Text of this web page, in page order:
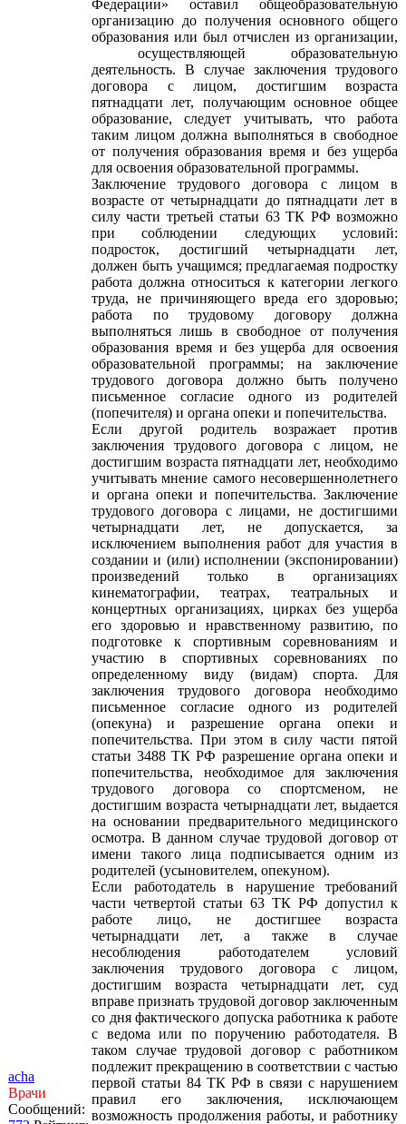
acha
Врачи
Сообщений:
Федерации» оставил общеобразовательную
организацию до получения основного общего
образования или был отчислен из организации,
осуществляющей образовательную
деятельность. В случае заключения трудового
договора с лицом, достигшим возраста
пятнадцати лет, получающим основное общее
образование, следует учитывать, что работа
таким лицом должна выполняться в свободное
от получения образования время и без ущерба
для освоения образовательной программы.
Заключение трудового договора с лицом в
возрасте от четырнадцати до пятнадцати лет в
силу части третьей статьи 63 ТК РФ возможно
при соблюдении следующих условий:
подросток, достигший четырнадцати лет,
должен быть учащимся; предлагаемая подростку
работа должна относиться к категории легкого
труда, не причиняющего вреда его здоровью;
работа по трудовому договору должна
выполняться лишь в свободное от получения
образования время и без ущерба для освоения
образовательной программы; на заключение
трудового договора должно быть получено
письменное согласие одного из родителей
(попечителя) и органа опеки и попечительства.
Если другой родитель возражает против
заключения трудового договора с лицом, не
достигшим возраста пятнадцати лет, необходимо
учитывать мнение самого несовершеннолетнего
и органа опеки и попечительства. Заключение
трудового договора с лицами, не достигшими
четырнадцати лет, не допускается, за
исключением выполнения работ для участия в
создании и (или) исполнении (экспонировании)
произведений только в организациях
кинематографии, театрах, театральных и
концертных организациях, цирках без ущерба
его здоровью и нравственному развитию, по
подготовке к спортивным соревнованиям и
участию в спортивных соревнованиях по
определенному виду (видам) спорта. Для
заключения трудового договора необходимо
письменное согласие одного из родителей
(опекуна) и разрешение органа опеки и
попечительства. При этом в силу части пятой
статьи 3488 ТК РФ разрешение органа опеки и
попечительства, необходимое для заключения
трудового договора со спортсменом, не
достигшим возраста четырнадцати лет, выдается
на основании предварительного медицинского
осмотра. В данном случае трудовой договор от
имени такого лица подписывается одним из
родителей (усыновителем, опекуном).
Если работодатель в нарушение требований
части четвертой статьи 63 ТК РФ допустил к
работе лицо, не достигшее возраста
четырнадцати лет, а также в случае
несоблюдения работодателем условий
заключения трудового договора с лицом,
достигшим возраста четырнадцати лет, суд
вправе признать трудовой договор заключенным
со дня фактического допуска работника к работе
с ведома или по поручению работодателя. В
таком случае трудовой договор с работником
подлежит прекращению в соответствии с частью
первой статьи 84 ТК РФ в связи с нарушением
правил его заключения, исключающем
возможность продолжения работы, и работнику